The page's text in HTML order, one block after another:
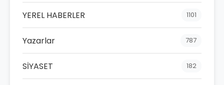
YEREL HABERLER 1101
Yazarlar 787
SİYASET 182